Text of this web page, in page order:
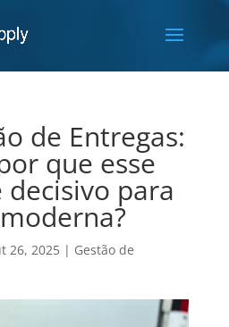
de Entregas:
que esse
decisivo para
26, 2025| Gestão de